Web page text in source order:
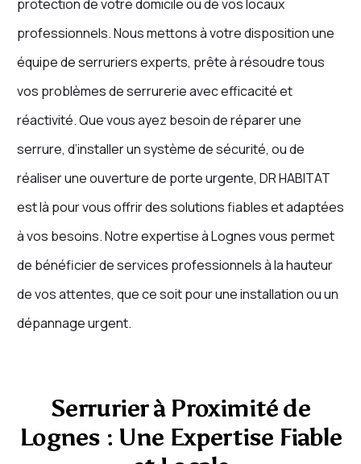
protection de votre domicile ou de vos locaux
professionnels. Nous mettons à votre disposition une
équipe de serruriers experts, prête à résoudre tous
vos problèmes de serrurerie avec efficacité et
réactivité. Que vous ayez besoin de réparer une
serrure, d’installer un système de sécurité, ou de
réaliser une ouverture de porte urgente, DR HABITAT
est là pour vous offrir des solutions fiables et adaptées
à vos besoins. Notre expertise à Lognes vous permet
de bénéficier de services professionnels à la hauteur
de vos attentes, que ce soit pour une installation ou un
dépannage urgent.
Serrurier à Proximité de
Lognes : Une Expertise Fiable